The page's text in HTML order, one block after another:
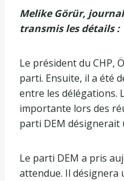
Melike Görür,
transmis les détails :
Le président du CHP,
parti. Ensuite, il a été
entre les délégations.
importante lors des
parti DEM désignerait
Le parti DEM a pris
attendue. Il désignera